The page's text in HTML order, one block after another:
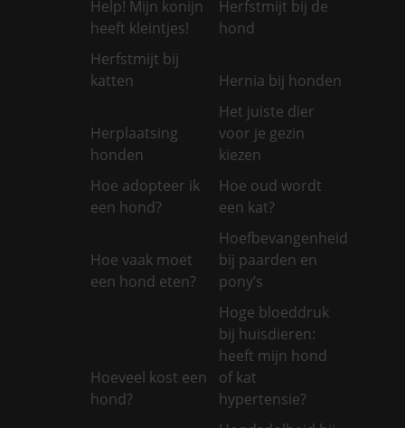
Help! Mijn konijn
heeft kleintjes!
Herfstmijt bij de
hond
Herfstmijt bij
katten
Hernia bij honden
Herplaatsing
honden
Het juiste dier
voor je gezin
kiezen
Hoe adopteer ik
een hond?
Hoe oud wordt
een kat?
Hoe vaak moet
een hond eten?
Hoefbevangenheid
bij paarden en
pony’s
Hoeveel kost een
hond?
Hoge bloeddruk
bij huisdieren:
heeft mijn hond
of kat
hypertensie?